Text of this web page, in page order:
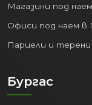
4.
Магазини под
Офиси под наем в
Парцели и
Бургас